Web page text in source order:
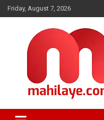
Skip
to
Friday, August 7, 2026
Mahilaye.com